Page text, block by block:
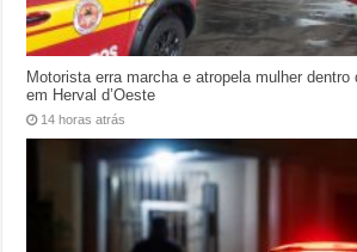
Motorista erra marcha e atropela mulher
em Herval d’Oeste
14 horas atrás